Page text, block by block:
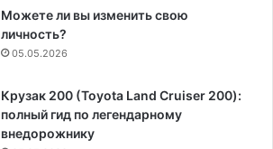
Можете ли вы изменить свою
личность?
05.05.2026
Крузак 200 (Toyota Land Cruiser 200):
полный гид по легендарному
внедорожнику